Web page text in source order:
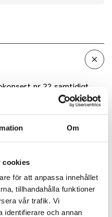
Om
cookies
för att anpassa innehållet
tillhandahålla funktioner
vår trafik. Vi
identifierare och annan
nr 22 samtidigt
vilket också hörs i
skriva opera, men
Mozart obestridliga
är fullständigt
av Roland Pöntinen, en
och
den vara ett slags